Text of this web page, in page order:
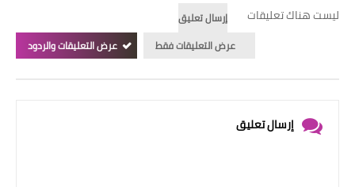
ليست هناك تعليقات
إرسال تعليق
عرض التعليقات فقط
عرض التعليقات والردود
إرسال تعليق